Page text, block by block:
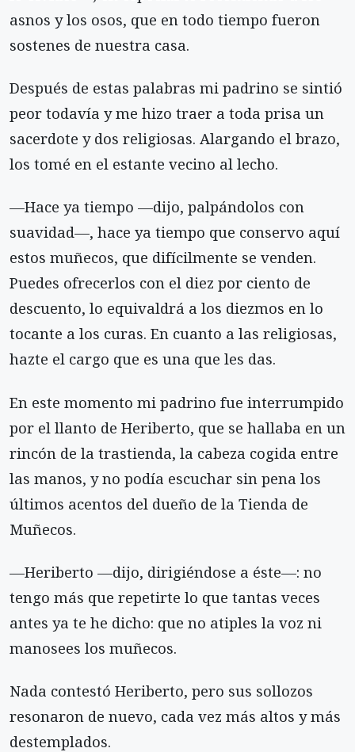
asnos y los osos, que en todo tiempo fueron
sostenes de nuestra casa.
Después de estas palabras mi padrino se sintió
peor todavía y me hizo traer a toda prisa un
sacerdote y dos religiosas. Alargando el brazo,
los tomé en el estante vecino al lecho.
—Hace ya tiempo —dijo, palpándolos con
suavidad—, hace ya tiempo que conservo aquí
estos muñecos, que difícilmente se venden.
Puedes ofrecerlos con el diez por ciento de
descuento, lo equivaldrá a los diezmos en lo
tocante a los curas. En cuanto a las religiosas,
hazte el cargo que es una que les das.
En este momento mi padrino fue interrumpido
por el llanto de Heriberto, que se hallaba en un
rincón de la trastienda, la cabeza cogida entre
las manos, y no podía escuchar sin pena los
últimos acentos del dueño de la Tienda de
Muñecos.
—Heriberto —dijo, dirigiéndose a éste—: no
tengo más que repetirte lo que tantas veces
antes ya te he dicho: que no atiples la voz ni
manosees los muñecos.
Nada contestó Heriberto, pero sus sollozos
resonaron de nuevo, cada vez más altos y más
destemplados.